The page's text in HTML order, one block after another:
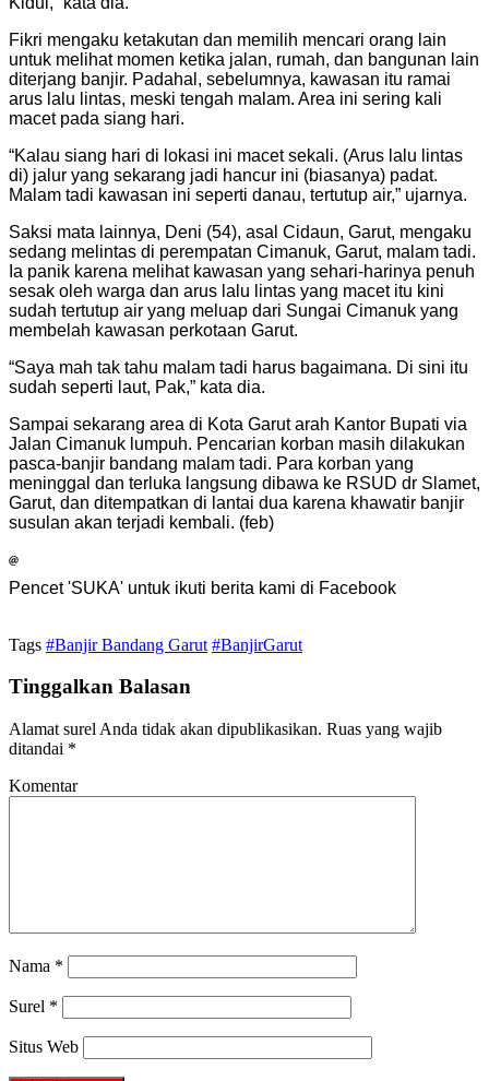
Fikri mengaku ketakutan dan memilih mencari orang lain
untuk melihat momen ketika jalan, rumah, dan bangunan lain
diterjang banjir. Padahal, sebelumnya, kawasan itu ramai
arus lalu lintas, meski tengah malam. Area ini sering kali
macet pada siang hari.
“Kalau siang hari di lokasi ini macet sekali. (Arus lalu lintas
di) jalur yang sekarang jadi hancur ini (biasanya) padat.
Malam tadi kawasan ini seperti danau, tertutup air,” ujarnya.
Saksi mata lainnya, Deni (54), asal Cidaun, Garut, mengaku
sedang melintas di perempatan Cimanuk, Garut, malam tadi.
Ia panik karena melihat kawasan yang sehari-harinya penuh
sesak oleh warga dan arus lalu lintas yang macet itu kini
sudah tertutup air yang meluap dari Sungai Cimanuk yang
membelah kawasan perkotaan Garut.
“Saya mah tak tahu malam tadi harus bagaimana. Di sini itu
sudah seperti laut, Pak,” kata dia.
Sampai sekarang area di Kota Garut arah Kantor Bupati via
Jalan Cimanuk lumpuh. Pencarian korban masih dilakukan
pasca-banjir bandang malam tadi. Para korban yang
meninggal dan terluka langsung dibawa ke RSUD dr Slamet,
Garut, dan ditempatkan di lantai dua karena khawatir banjir
susulan akan terjadi kembali. (feb)
Pencet 'SUKA' untuk ikuti berita kami di Facebook
Tags #Banjir Bandang Garut #BanjirGarut
Tinggalkan Balasan
Alamat surel Anda tidak akan dipublikasikan. Ruas yang wajib
ditandai *
Komentar
Nama *
Surel *
Situs Web